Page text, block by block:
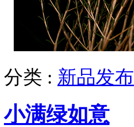
分类 : 新品发布
小满绿如意